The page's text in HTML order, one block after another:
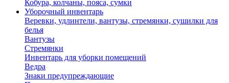
Кобура, колчаны, пояса, сумки
Уборочный инвентарь
Веревки, удлинтели, вантузы, стремянки, сушилки для
белья
Вантузы
Стремянки
Инвентарь для уборки помещений
Ведра
Знаки предупреждающие